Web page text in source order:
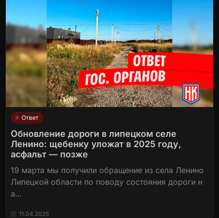
Ответ
Обновление дороги в липецком селе
Ленино: щебенку уложат в 2025 году,
асфальт — позже
19 марта мы получили обращение из села Ленино
Липецкой области по поводу состояния дороги н
а…
11.04.2025